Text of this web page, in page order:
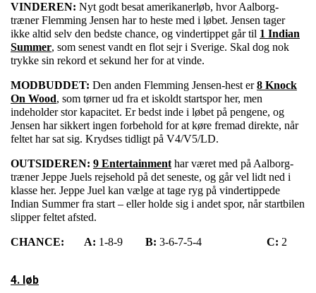
VINDEREN: Nyt godt besat amerikanerløb, hvor Aalborg-
træner Flemming Jensen har to heste med i løbet. Jensen tager
ikke altid selv den bedste chance, og vindertippet går til 1 Indian
Summer, som senest vandt en flot sejr i Sverige. Skal dog nok
trykke sin rekord et sekund her for at vinde.
MODBUDDET: Den anden Flemming Jensen-hest er8 Knock
On Wood, som tørner ud fra et iskoldt startspor her, men
indeholder stor kapacitet. Er bedst inde i løbet på pengene, og
Jensen har sikkert ingen forbehold for at køre fremad direkte, når
feltet har sat sig. Krydses tidligt på V4/V5/LD.
OUTSIDEREN: 9 Entertainmenthar været med på Aalborg-
træner Jeppe Juels rejsehold på det seneste, og går vel lidt ned i
klasse her. Jeppe Juel kan vælge at tage ryg på vindertippede
Indian Summer fra start – eller holde sig i andet spor, når startbilen
slipper feltet afsted.
CHANCE: A: 1-8-9 B: 3-6-7-5-4 C: 2
4. løb